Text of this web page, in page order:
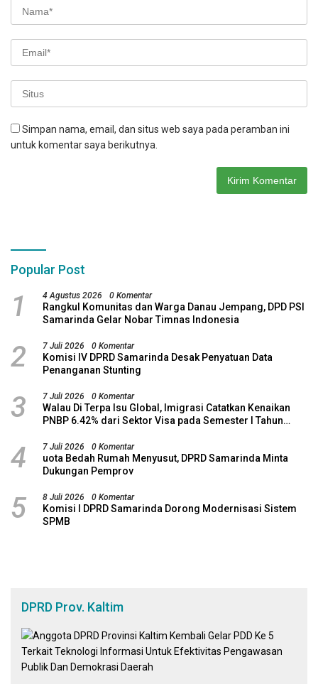
Simpan nama, email, dan situs web saya pada peramban ini
untuk komentar saya berikutnya.
Popular Post
1 4 Agustus 2026 0 Komentar
Rangkul Komunitas dan Warga Danau Jempang, DPD PSI
Samarinda Gelar Nobar Timnas Indonesia
2 7 Juli 2026 0 Komentar
Komisi IV DPRD Samarinda Desak Penyatuan Data
Penanganan Stunting
3 7 Juli 2026 0 Komentar
Walau Di Terpa Isu Global, Imigrasi Catatkan Kenaikan
PNBP 6.42% dari Sektor Visa pada Semester I Tahun
4 7 Juli 2026 0 Komentar
uota Bedah Rumah Menyusut, DPRD Samarinda Minta
Dukungan Pemprov
5 8 Juli 2026 0 Komentar
Komisi I DPRD Samarinda Dorong Modernisasi Sistem
SPMB
DPRD Prov. Kaltim